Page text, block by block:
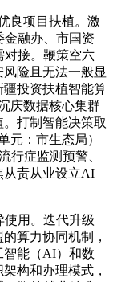
良项目扶植。激
融办、市国资
对接。鞭策空六
险且无法一般显
投资扶植智能算
庆数据核心集群
打制智能决策取
元：市生态局）
行症监测预警、
从责从业设立AI
用。迭代升级
算力协同机制，
智能（AI）和数
构和办理模式，